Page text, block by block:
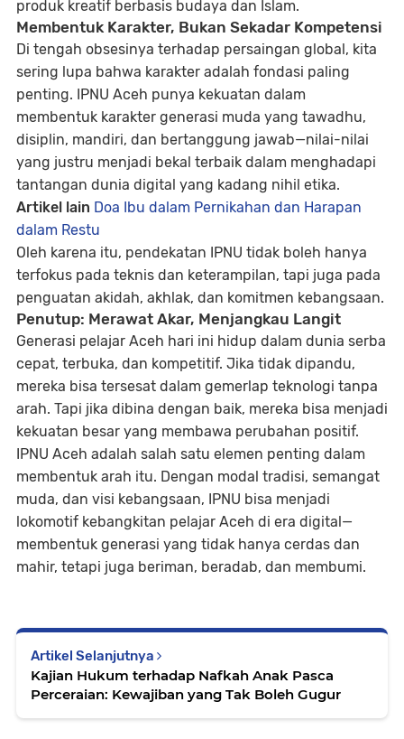
produk kreatif berbasis budaya dan Islam.
Membentuk Karakter, Bukan Sekadar Kompetensi
Di tengah obsesinya terhadap persaingan global, kita
sering lupa bahwa karakter adalah fondasi paling
penting. IPNU Aceh punya kekuatan dalam
membentuk karakter generasi muda yang tawadhu,
disiplin, mandiri, dan bertanggung jawab—nilai-nilai
yang justru menjadi bekal terbaik dalam menghadapi
tantangan dunia digital yang kadang nihil etika.
Artikel lain Doa Ibu dalam Pernikahan dan Harapan
dalam Restu
Oleh karena itu, pendekatan IPNU tidak boleh hanya
terfokus pada teknis dan keterampilan, tapi juga pada
penguatan akidah, akhlak, dan komitmen kebangsaan.
Penutup: Merawat Akar, Menjangkau Langit
Generasi pelajar Aceh hari ini hidup dalam dunia serba
cepat, terbuka, dan kompetitif. Jika tidak dipandu,
mereka bisa tersesat dalam gemerlap teknologi tanpa
arah. Tapi jika dibina dengan baik, mereka bisa menjadi
kekuatan besar yang membawa perubahan positif.
IPNU Aceh adalah salah satu elemen penting dalam
membentuk arah itu. Dengan modal tradisi, semangat
muda, dan visi kebangsaan, IPNU bisa menjadi
lokomotif kebangkitan pelajar Aceh di era digital —
membentuk generasi yang tidak hanya cerdas dan
mahir, tetapi juga beriman, beradab, dan membumi.
Artikel Selanjutnya
Kajian Hukum terhadap Nafkah Anak Pasca
Perceraian: Kewajiban yang Tak Boleh Gugur